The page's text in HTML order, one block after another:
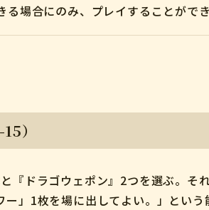
場合にのみ、プレイすることがで
）
『ドラゴウェポン』2つを選ぶ。そ
」1枚を場に出してよい。」とい